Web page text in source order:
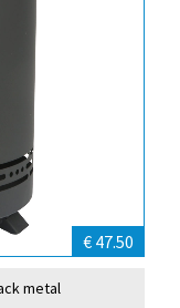
€ 47.50
metal